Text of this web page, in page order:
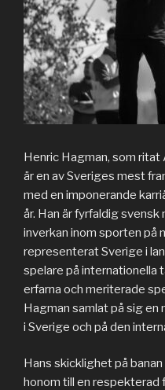
Henric Hagman, som
är en av Sveriges mest
med en imponerande
år. Han är fyrfaldig
inverkan inom sporten på
representerat Sverige i
spelare på internationella
erfarna och meriterade
Hagman samlat på sig
i Sverige och på den
Hans skicklighet på
honom till en respekterad